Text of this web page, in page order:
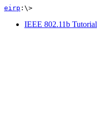
eirp :\>
IEEE 802.11b Tutorial